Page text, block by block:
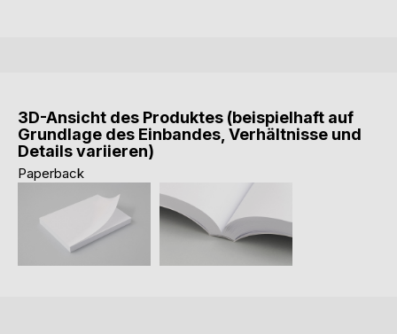
3D-Ansicht des Produktes (beispielhaft auf
Grundlage des Einbandes, Verhältnisse und
Details variieren)
Paperback